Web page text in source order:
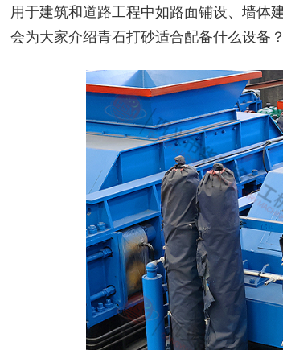
用于建筑和道路工程中如路面铺设、墙体
会为大家介绍青石打砂适合配备什么设备？